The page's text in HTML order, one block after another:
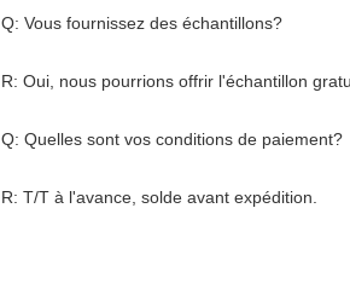
Q: Vous fournissez des échantillons?
R: Oui, nous pourrions offrir l'échantillon
Q: Quelles sont vos conditions de paiement?
R: T/T à l'avance, solde avant expédition.